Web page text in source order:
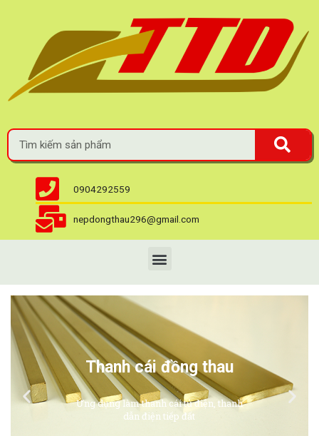
0904292559
nepdongthau296@gmail.com
Thanh cái đồng thau
Ứng dụng làm thanh cái tủ điện, thanh
dẫn điện tiếp đất